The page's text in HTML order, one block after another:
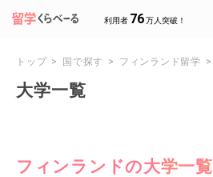
利用者 76万人突破！
トップ 国で探す フィンランド留学
大学一覧
フィンランドの大学一覧